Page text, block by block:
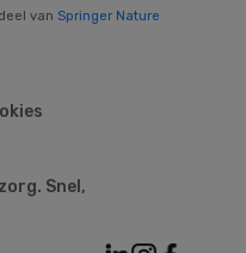
van Springer Nature
Snel,